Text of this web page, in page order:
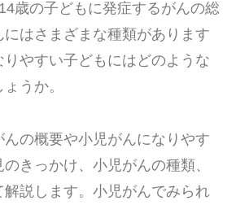
歳の子どもに発症するがんの総
はさまざまな種類があります
やすい子どもにはどのような
うか。
の概要や小児がんになりやす
きっかけ、小児がんの種類、
説します。小児がんでみられ